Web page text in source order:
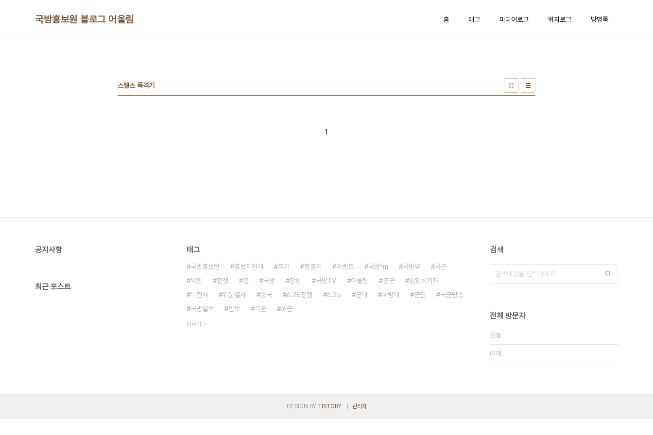
국방홍보원 블로그 어울림 홈 태그 미디어로그 위치로그 방명록
스텔스 폭격기
1
공지사항
최근 포스트
태그
국방홍보원 홍보지원대 무기 항공기 이벤트 국방fm 국방부
국군
북한
전쟁 붐 국방 장병 국방TV 어울림 공군
임영식기자
특전사
위문열차 중국 6.25전쟁 6.25 군대 해병대 군인
국군방송
국방일보
안보 육군 해군
더보기
검색
전체 방문자
오늘
어제
DESIGN BY TISTORY 관리자